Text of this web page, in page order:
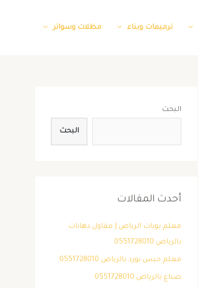
ترميمات وبناء مظلات وسواتر
البحث
البحث
أحدث المقالات
معلم بويات الرياض | مقاول دهانات
بالرياض 0551728010
معلم جبس بورد بالرياض 0551728010
صباغ بالرياض 0551728010